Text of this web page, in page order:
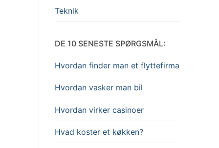
Teknik
DE 10 SENESTE SPØRGSMÅL:
Hvordan finder man et flyttefirma
Hvordan vasker man bil
Hvordan virker casinoer
Hvad koster et køkken?